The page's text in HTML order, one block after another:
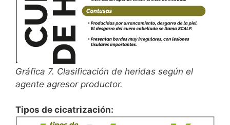
Gráfica 7. Clasificación de heridas según el
agente agresor productor.
Tipos de cicatrización: